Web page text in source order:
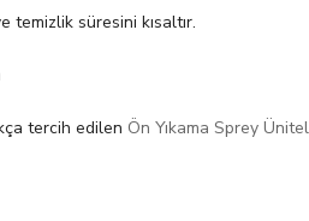
temizlik süresini kısaltır.
tercih edilen Ön Yıkama Sprey